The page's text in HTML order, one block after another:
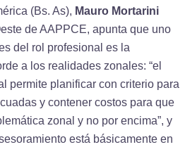
(Bs. As), Mauro Mortarini
de AAPPCE, apunta que uno
del rol profesional es la
a los realidades zonales: “el
permite planificar con criterio para
y contener costos para que
zonal y no por encima”, y
está básicamente en